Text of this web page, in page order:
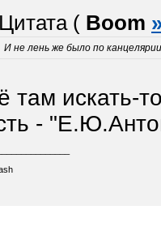
Цитата ( Boom
И не лень же было по
там искать-
-